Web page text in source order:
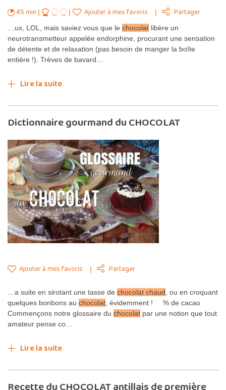
45 min Ajouter à mes favoris Partager
…ux, LOL, mais saviez vous que le chocolat libère un
neurotransmetteur appelée endorphine, procurant une sensation
de détente et de relaxation (pas besoin de manger la boîte
entière !). Trèves de bavard…
Lire la suite
Dictionnaire gourmand du CHOCOLAT
Ajouter à mes favoris Partager
…a suite en sirotant une tasse de chocolat chaud , ou en croquant
quelques bonbons au chocolat , évidemment ! % de cacao
Commençons notre glossaire du chocolat par une notion que tout
amateur pense co…
Lire la suite